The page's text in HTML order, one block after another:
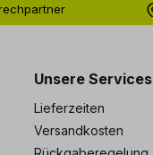
Unsere Services
Lieferzeiten
Versandkosten